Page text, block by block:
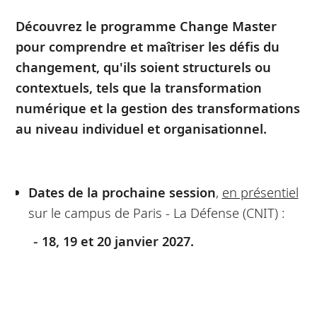
Découvrez le programme Change Master
pour comprendre et maîtriser les défis du
changement, qu'ils soient structurels ou
contextuels, tels que la transformation
numérique et la gestion des transformations
au niveau individuel et organisationnel.
Dates de la prochaine session, en présentiel
sur le campus de Paris - La Défense (CNIT) :
18, 19 et 20 janvier 2027.